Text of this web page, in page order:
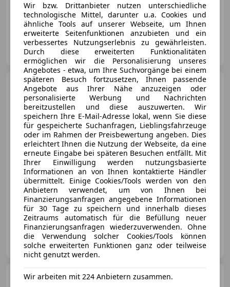
01/2004 122 000 km Diesel 48 kW (65 PS)
Privat
AT-1160 Wien 16., Ottakring
Nissan Micra
Micra 1,2 16V
visia Comfort TOP-Zustand
€ 2 500
04/2010 124 076 km Benzin 59 kW (80 PS)
Privat
AT-2320 Schwechat
Nissan Micra
Wir bzw. Drittanbieter nutzen unterschiedliche
technologische Mittel, darunter u.a. Cookies und
ähnliche Tools auf unserer Webseite, um Ihnen
erweiterte Seitenfunktionen anzubieten und ein
verbessertes Nutzungserlebnis zu gewährleisten.
Durch diese erweiterten Funktionalitäten
ermöglichen wir die Personalisierung unseres
Angebotes - etwa, um Ihre Suchvorgänge bei einem
späteren Besuch fortzusetzen, Ihnen passende
Angebote aus Ihrer Nähe anzuzeigen oder
personalisierte Werbung und Nachrichten
bereitzustellen und diese auszuwerten. Wir
speichern Ihre E-Mail-Adresse lokal, wenn Sie diese
für gespeicherte Suchanfragen, Lieblingsfahrzeuge
oder im Rahmen der Preisbewertung angeben. Dies
erleichtert Ihnen die Nutzung der Webseite, da eine
erneute Eingabe bei späteren Besuchen entfällt. Mit
Ihrer Einwilligung werden nutzungsbasierte
Informationen an von Ihnen kontaktierte Händler
übermittelt. Einige Cookies/Tools werden von den
Anbietern verwendet, um von Ihnen bei
Finanzierungsanfragen angegebene Informationen
für 30 Tage zu speichern und innerhalb dieses
Zeitraums automatisch für die Befüllung neuer
Finanzierungsanfragen wiederzuverwenden. Ohne
die Verwendung solcher Cookies/Tools können
solche erweiterten Funktionen ganz oder teilweise
nicht genutzt werden.
Wir arbeiten mit 224 Anbietern zusammen.